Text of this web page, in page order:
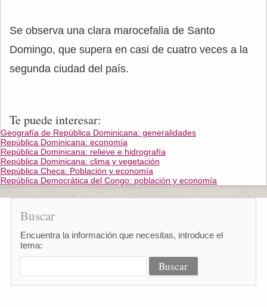
Se observa una clara marocefalia de Santo
Domingo, que supera en casi de cuatro veces a la
segunda ciudad del país.
Te puede interesar:
Geografía de República Dominicana: generalidades
República Dominicana: economía
República Dominicana: relieve e hidrografía
República Dominicana: clima y vegetación
República Checa: Población y economía
República Democrática del Congo: población y economía
Buscar
Encuentra la información que necesitas, introduce el
tema: